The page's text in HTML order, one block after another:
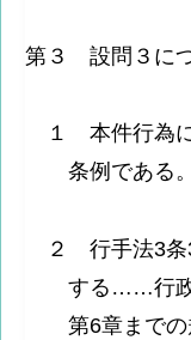
第３ 設問３に
１ 本件行為
条例である
２ 行手法3条
する……行
第6章までの